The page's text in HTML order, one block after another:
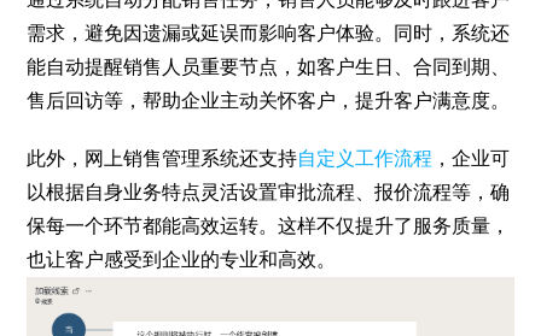
需求，避免因遗漏或延误而影响客户体验。同时，系统还
能自动提醒销售人员重要节点，如客户生日、合同到期、
售后回访等，帮助企业主动关怀客户，提升客户满意度。
此外，网上销售管理系统还支持自定义工作流程 ，企业可
以根据自身业务特点灵活设置审批流程、报价流程等，确
保每一个环节都能高效运转。这样不仅提升了服务质量，
也让客户感受到企业的专业和高效。